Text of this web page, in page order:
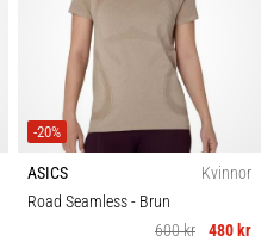
-20%
ASICS
Kvinnor
Road Seamless- Brun
600 kr
480 kr